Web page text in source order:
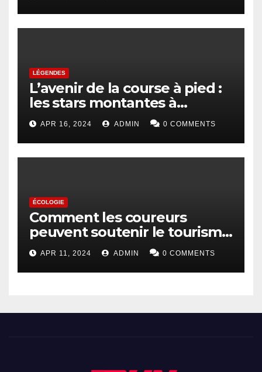
LÉGENDES
L’avenir de la course à pied :
les stars montantes à
surveiller
APR 16, 2024 ADMIN 0 COMMENTS
ÉCOLOGIE
Comment les coureurs
peuvent soutenir le tourisme
durable
APR 11, 2024 ADMIN 0 COMMENTS